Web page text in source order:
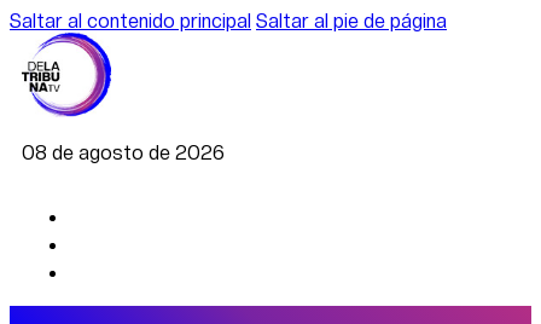
Saltar al contenido principal Saltar al pie de página
08 de agosto de 2026